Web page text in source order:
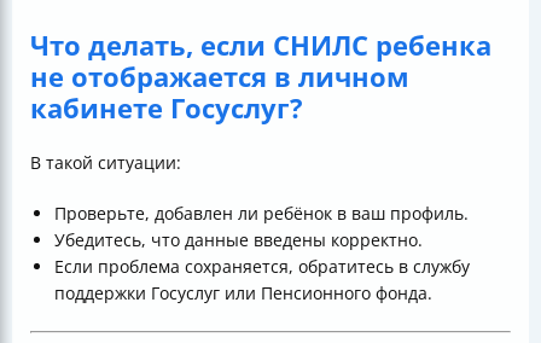
Что делать, если СНИЛС ребенка
не отображается в личном
кабинете Госуслуг?
В такой ситуации:
Проверьте, добавлен ли ребёнок в ваш профиль.
Убедитесь, что данные введены корректно.
Если проблема сохраняется, обратитесь в службу
поддержки Госуслуг или Пенсионного фонда.